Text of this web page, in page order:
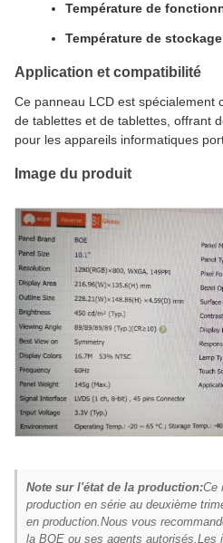
Température de
Température de
Application et compatibilité
Ce panneau LCD est spécialement
de tablettes et de tablettes, offrant
pour les appareils informatiques
Image du produit
Note sur l'état de la production:Ce
production en série au deuxième
en production.Nous vous
la BOE ou ses agents autorisés.Les